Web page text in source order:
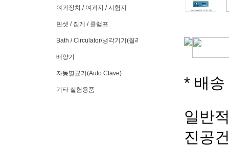
여과장치 / 여과지 / 시험지
핀셋 / 집게 / 클램프
Bath / Circulator/냉각기기(칠러)
배양기
자동멸균기(Auto Clave)
기타 실험용품
* 배
일반
진공